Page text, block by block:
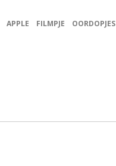
APPLE FILMPJE OORDOPJES